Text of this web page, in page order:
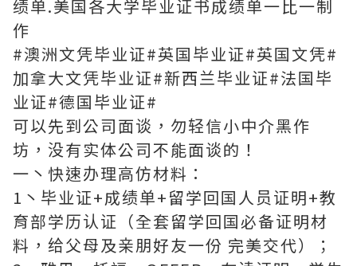
绩单.美国各大学毕业证书成绩单一比一制
作
#澳洲文凭毕业证#英国毕业证#英国文凭#
加拿大文凭毕业证#新西兰毕业证#法国毕
业证#德国毕业证#
可以先到公司面谈，勿轻信小中介黑作
坊，没有实体公司不能面谈的！
一丶快速办理高仿材料：
1丶毕业证+成绩单+留学回国人员证明+教
育部学历认证（全套留学回国必备证明材
料，给父母及亲朋好友一份 完美交代）；